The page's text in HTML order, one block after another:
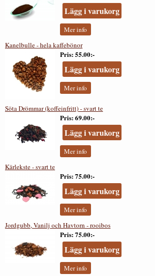
Lägg i varukorg
Mer info
Kanelbulle - hela kaffebönor
Pris 55.00:-
Lägg i varukorg
Mer info
Söta Drömmar (koffeinfritt) - svart te
Pris 69.00:-
Lägg i varukorg
Mer info
Kärlekste - svart te
Pris 75.00:-
Lägg i varukorg
Mer info
Jordgubb, Vanilj och Havtorn - rooibos
Pris 75.00:-
Lägg i varukorg
Mer info